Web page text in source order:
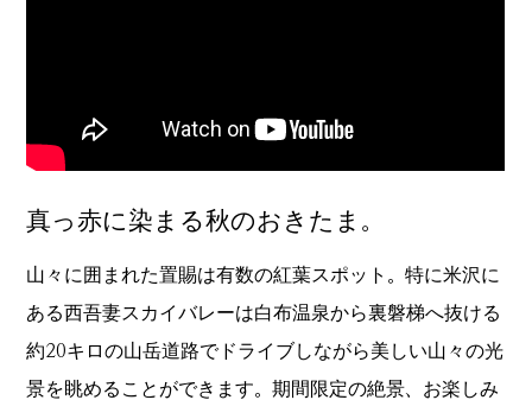
真っ赤に染まる秋のおきたま。
山々に囲まれた置賜は有数の紅葉スポット。特に米沢に
ある西吾妻スカイバレーは白布温泉から裏磐梯へ抜ける
約20キロの山岳道路でドライブしながら美しい山々の光
景を眺めることができます。期間限定の絶景、お楽しみ